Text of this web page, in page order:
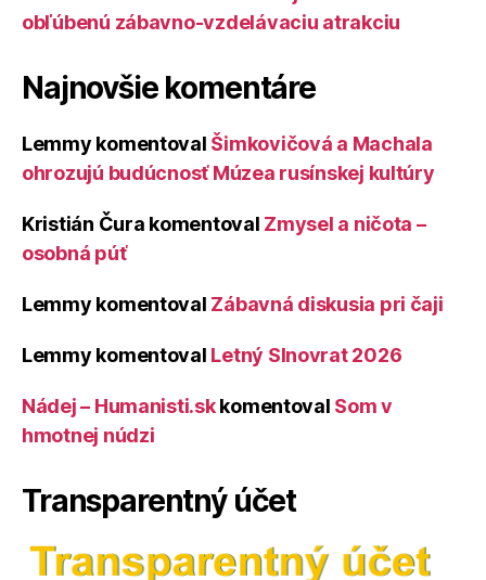
obľúbenú zábavno-vzdelávaciu atrakciu
Najnovšie komentáre
Lemmy komentoval Šimkovičová a Machala
ohrozujú budúcnosť Múzea rusínskej kultúry
Kristián Čura komentoval Zmysel a ničota –
osobná púť
Lemmy komentoval Zábavná diskusia pri čaji
Lemmy komentoval Letný Slnovrat 2026
Nádej – Humanisti.skkomentoval Som v
hmotnej núdzi
Transparentný účet